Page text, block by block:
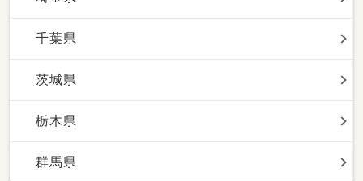
千葉県
茨城県
栃木県
群馬県